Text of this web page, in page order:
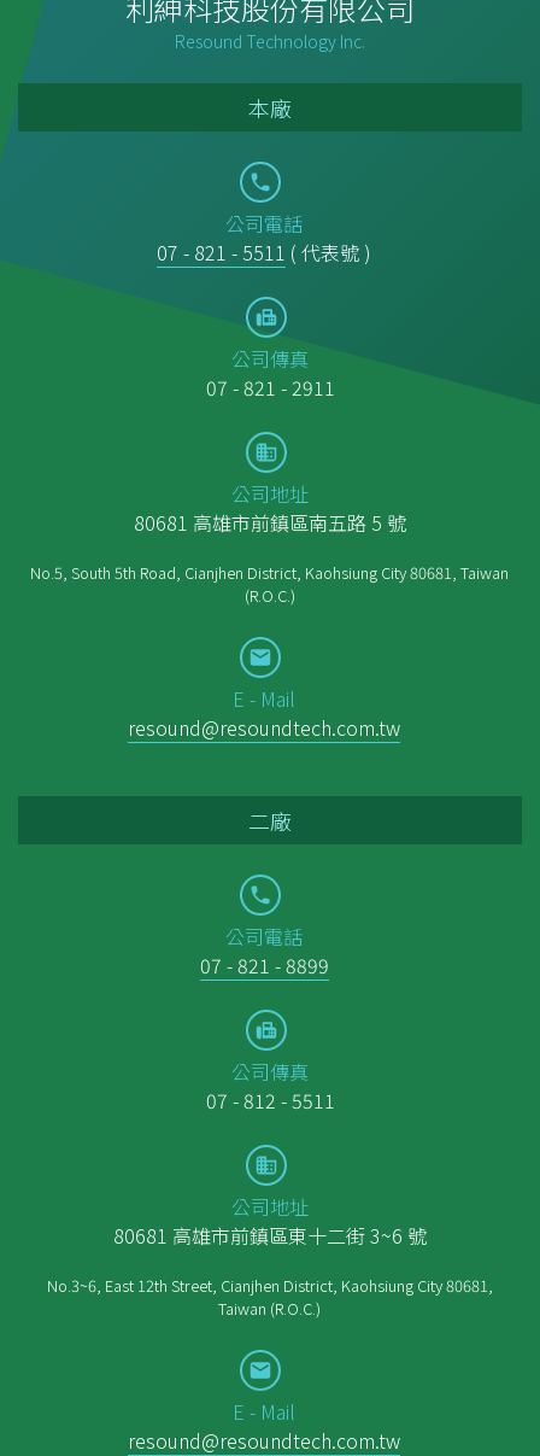
Resound Technology Inc.
本廠
公司電話
07 - 821 - 5511 ( 代表號 )
公司傳真
07 - 821 - 2911
公司地址
80681 高雄市前鎮區南五路 5 號
No.5, South 5th Road, Cianjhen District, Kaohsiung City 80681, Taiwan
(R.O.C.)
E - Mail
resound@resoundtech.com.tw
二廠
公司電話
07 - 821 - 8899
公司傳真
07 - 812 - 5511
公司地址
80681 高雄市前鎮區東十二街 3~6 號
No.3~6, East 12th Street, Cianjhen District, Kaohsiung City 80681,
Taiwan (R.O.C.)
E - Mail
resound@resoundtech.com.tw